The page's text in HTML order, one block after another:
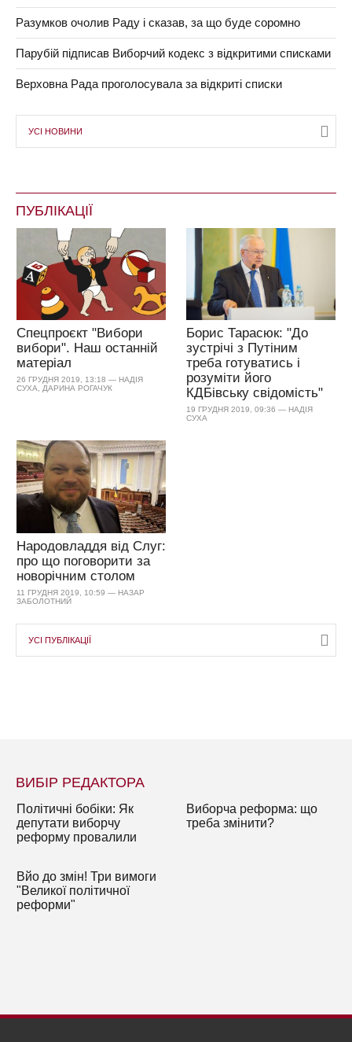
Разумков очолив Раду і сказав, за що буде соромно
Парубій підписав Виборчий кодекс з відкритими списками
Верховна Рада проголосувала за відкриті списки
УСІ НОВИНИ
ПУБЛІКАЦІЇ
Спецпроєкт "Вибори
вибори". Наш останній
матеріал
26 ГРУДНЯ 2019, 13:18 — НАДІЯ
СУХА, ДАРИНА РОГАЧУК
Борис Тарасюк: "До
зустрічі з Путіним
треба готуватись і
розуміти його
КДБівську свідомість"
19 ГРУДНЯ 2019, 09:36 — НАДІЯ
СУХА
Народовладдя від Слуг:
про що поговорити за
новорічним столом
11 ГРУДНЯ 2019, 10:59 — НАЗАР
ЗАБОЛОТНИЙ
УСІ ПУБЛІКАЦІЇ
ВИБІР РЕДАКТОРА
Політичні бобіки: Як
депутати виборчу
реформу провалили
Виборча реформа: що
треба змінити?
Вйо до змін! Три вимоги
"Великої політичної
реформи"